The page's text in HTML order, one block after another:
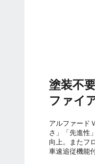
塗装不
ファイ
アルファード
さ」「先進性
向上。またフ
車速追従機能